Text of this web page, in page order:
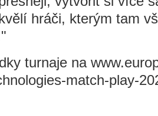
hráči, kterým tam
turnaje na
match-play-